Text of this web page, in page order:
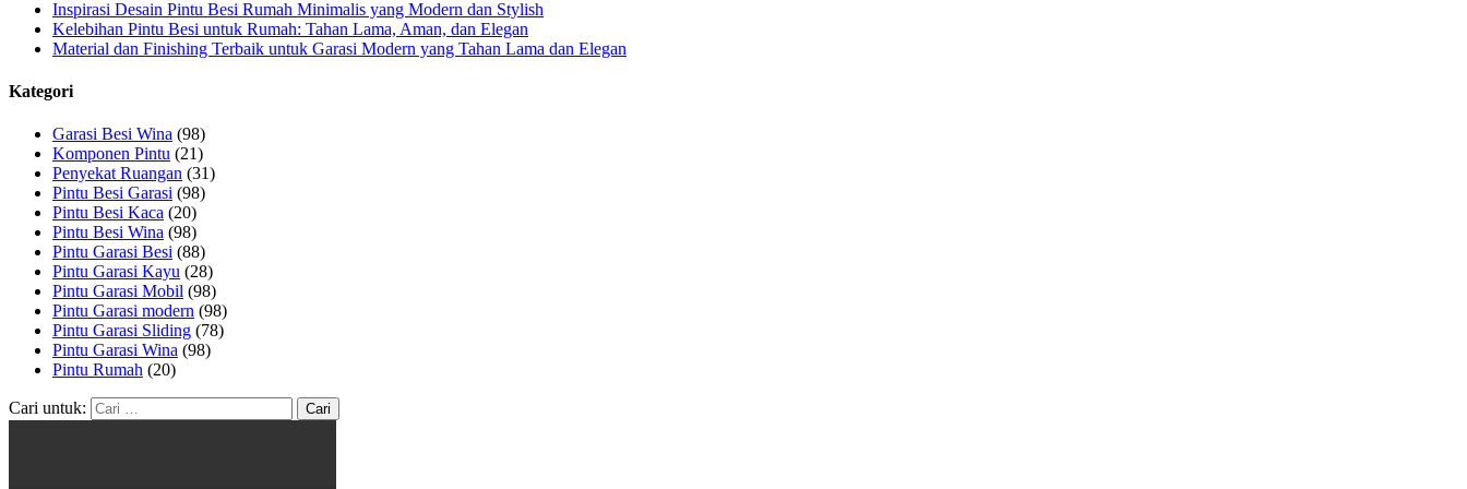
Inspirasi Desain Pintu Besi Rumah Minimalis yang Modern dan Stylish
Kelebihan Pintu Besi untuk Rumah: Tahan Lama, Aman, dan Elegan
Material dan Finishing Terbaik untuk Garasi Modern yang Tahan Lama dan Elegan
Kategori
Garasi Besi Wina (98)
Komponen Pintu (21)
Penyekat Ruangan (31)
Pintu Besi Garasi (98)
Pintu Besi Kaca (20)
Pintu Besi Wina (98)
Pintu Garasi Besi (88)
Pintu Garasi Kayu (28)
Pintu Garasi Mobil (98)
Pintu Garasi modern (98)
Pintu Garasi Sliding (78)
Pintu Garasi Wina (98)
Pintu Rumah (20)
Cari untuk: